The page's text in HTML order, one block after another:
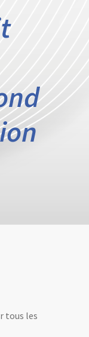
tous les